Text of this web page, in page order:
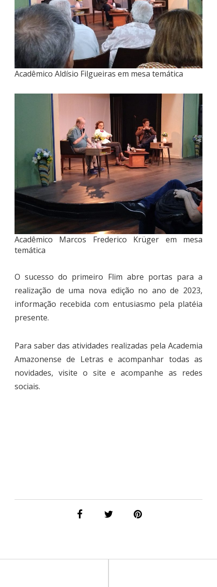
Acadêmico Aldísio Filgueiras em mesa temática
Acadêmico Marcos Frederico Krüger em mesa
temática
O sucesso do primeiro Flim abre portas para a
realização de uma nova edição no ano de 2023,
informação recebida com entusiasmo pela platéia
presente.
Para saber das atividades realizadas pela Academia
Amazonense de Letras e acompanhar todas as
novidades, visite o site e acompanhe as redes
sociais.